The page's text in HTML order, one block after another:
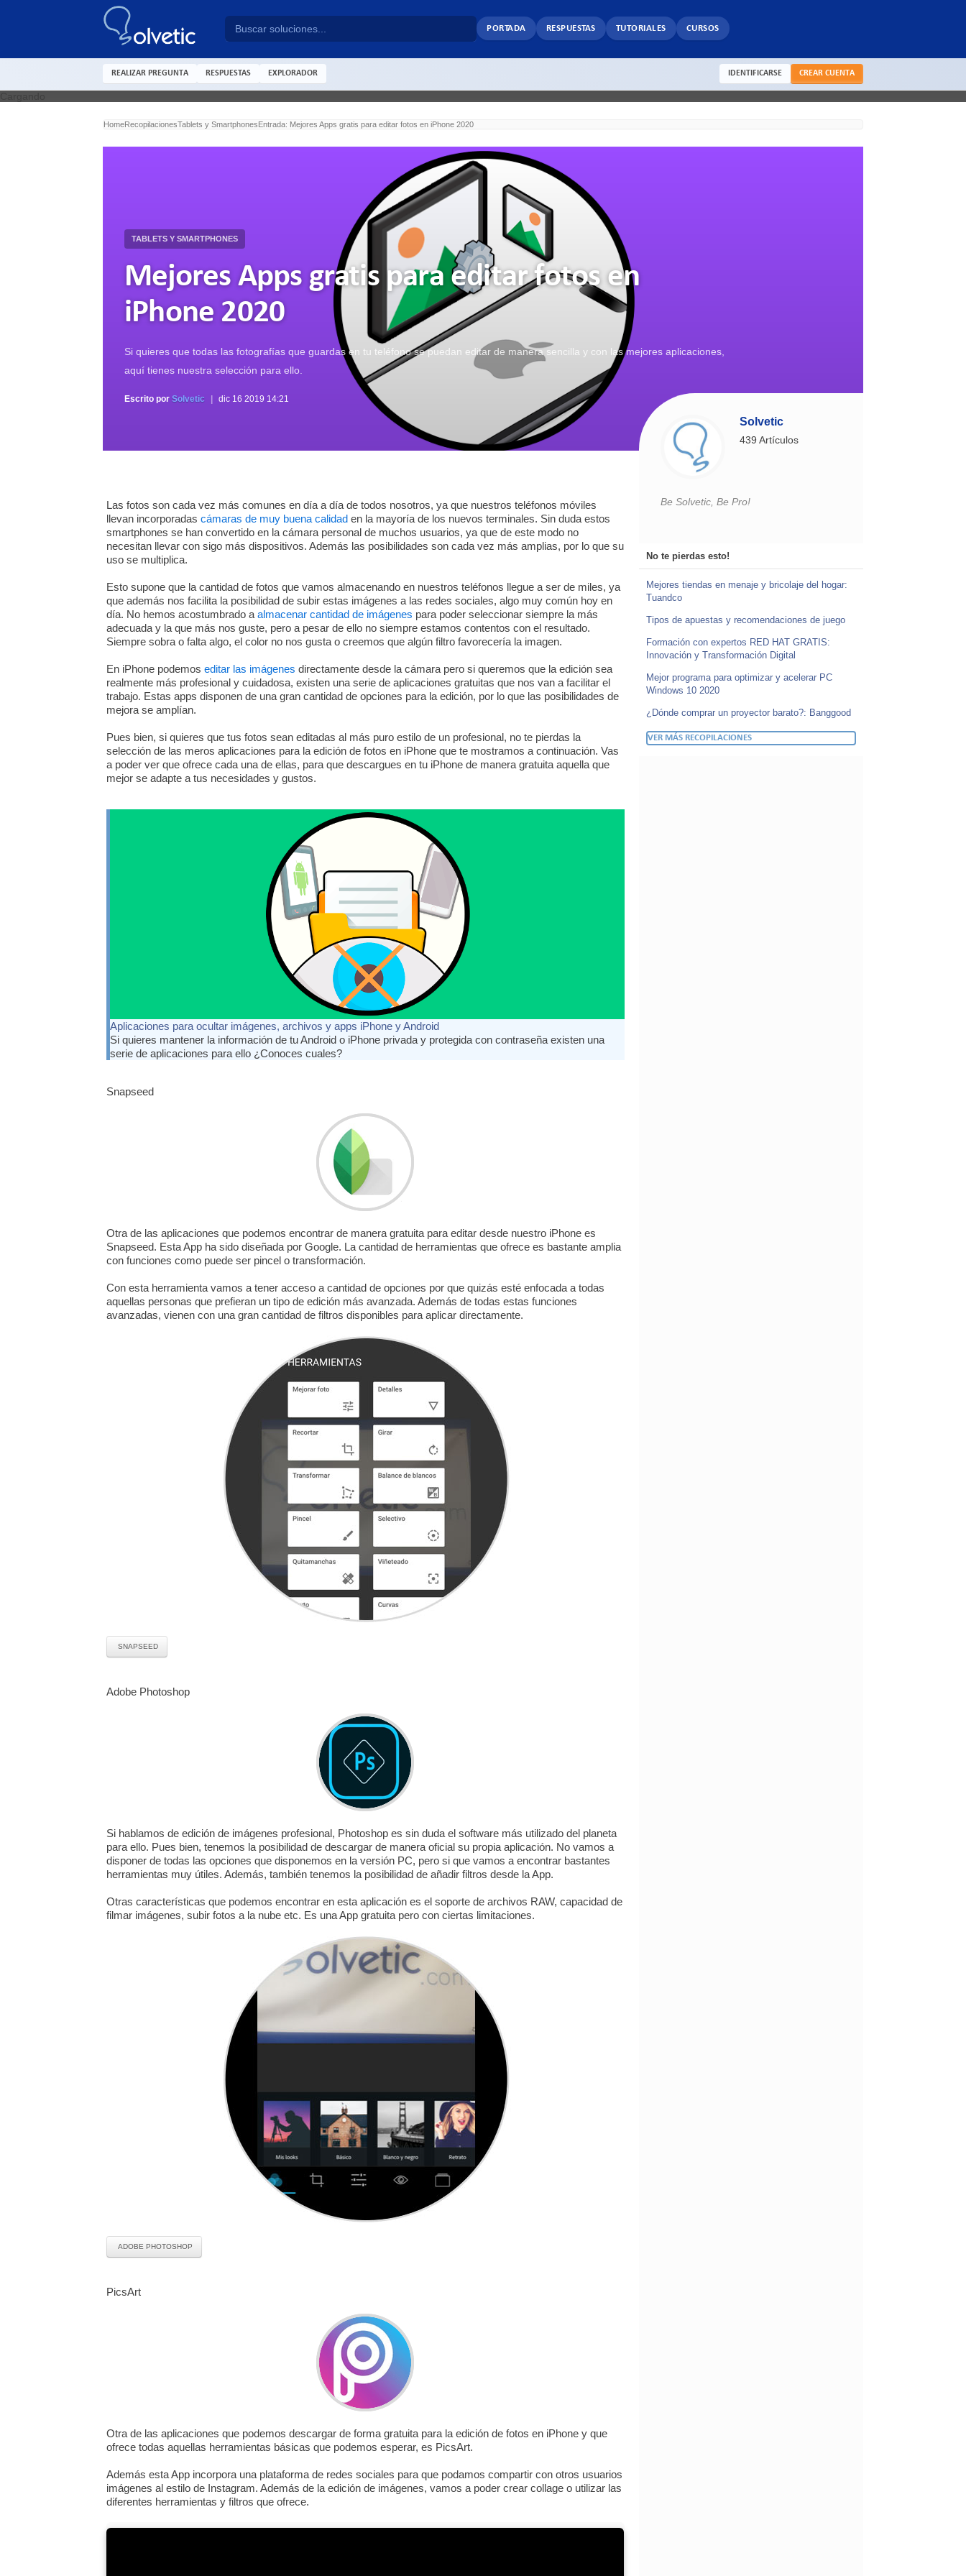
PORTADA RESPUESTAS TUTORIALES CURSOS
REALIZAR PREGUNTA RESPUESTAS EXPLORADOR IDENTIFICARSE CREAR CUENTA
HomeRecopilacionesTablets y SmartphonesEntrada: Mejores Apps gratis para editar fotos en iPhone 2020
TABLETS Y SMARTPHONES
Mejores Apps gratis para editar fotos en
iPhone 2020
Si quieres que todas las fotografías que guardas en tu teléfono se puedan editar de manera sencilla y con las mejores aplicaciones,
aquí tienes nuestra selección para ello.
Escrito por Solvetic dic 16 2019 14:21
Las fotos son cada vez más comunes en día a día de todos nosotros, ya que nuestros teléfonos móviles
llevan incorporadas cámaras de muy buena calidad en la mayoría de los nuevos terminales. Sin duda estos
smartphones se han convertido en la cámara personal de muchos usuarios, ya que de este modo no
necesitan llevar con sigo más dispositivos. Además las posibilidades son cada vez más amplias, por lo que su
uso se multiplica.
Esto supone que la cantidad de fotos que vamos almacenando en nuestros teléfonos llegue a ser de miles, ya
que además nos facilita la posibilidad de subir estas imágenes a las redes sociales, algo muy común hoy en
día. No hemos acostumbrado a almacenar cantidad de imágenes para poder seleccionar siempre la más
adecuada y la que más nos guste, pero a pesar de ello no siempre estamos contentos con el resultado.
Siempre sobra o falta algo, el color no nos gusta o creemos que algún filtro favorecería la imagen.
En iPhone podemos editar las imágenes directamente desde la cámara pero si queremos que la edición sea
realmente más profesional y cuidadosa, existen una serie de aplicaciones gratuitas que nos van a facilitar el
trabajo. Estas apps disponen de una gran cantidad de opciones para la edición, por lo que las posibilidades de
mejora se amplían.
Pues bien, si quieres que tus fotos sean editadas al más puro estilo de un profesional, no te pierdas la
selección de las meros aplicaciones para la edición de fotos en iPhone que te mostramos a continuación. Vas
a poder ver que ofrece cada una de ellas, para que descargues en tu iPhone de manera gratuita aquella que
mejor se adapte a tus necesidades y gustos.
Aplicaciones para ocultar imágenes, archivos y apps iPhone y Android
Si quieres mantener la información de tu Android o iPhone privada y protegida con contraseña existen una
serie de aplicaciones para ello ¿Conoces cuales?
Snapseed
Otra de las aplicaciones que podemos encontrar de manera gratuita para editar desde nuestro iPhone es
Snapseed. Esta App ha sido diseñada por Google. La cantidad de herramientas que ofrece es bastante amplia
con funciones como puede ser pincel o transformación.
Con esta herramienta vamos a tener acceso a cantidad de opciones por que quizás esté enfocada a todas
aquellas personas que prefieran un tipo de edición más avanzada. Además de todas estas funciones
avanzadas, vienen con una gran cantidad de filtros disponibles para aplicar directamente.
SNAPSEED
Adobe Photoshop
Si hablamos de edición de imágenes profesional, Photoshop es sin duda el software más utilizado del planeta
para ello. Pues bien, tenemos la posibilidad de descargar de manera oficial su propia aplicación. No vamos a
disponer de todas las opciones que disponemos en la versión PC, pero si que vamos a encontrar bastantes
herramientas muy útiles. Además, también tenemos la posibilidad de añadir filtros desde la App.
Otras características que podemos encontrar en esta aplicación es el soporte de archivos RAW, capacidad de
filmar imágenes, subir fotos a la nube etc. Es una App gratuita pero con ciertas limitaciones.
ADOBE PHOTOSHOP
PicsArt
Otra de las aplicaciones que podemos descargar de forma gratuita para la edición de fotos en iPhone y que
ofrece todas aquellas herramientas básicas que podemos esperar, es PicsArt.
Además esta App incorpora una plataforma de redes sociales para que podamos compartir con otros usuarios
imágenes al estilo de Instagram. Además de la edición de imágenes, vamos a poder crear collage o utilizar las
diferentes herramientas y filtros que ofrece.
Solvetic
439 Artículos
Be Solvetic, Be Pro!
No te pierdas esto!
Mejores tiendas en menaje y bricolaje del hogar:
Tuandco
Tipos de apuestas y recomendaciones de juego
Formación con expertos RED HAT GRATIS:
Innovación y Transformación Digital
Mejor programa para optimizar y acelerar PC
Windows 10 2020
¿Dónde comprar un proyector barato?: Banggood
VER MÁS RECOPILACIONES